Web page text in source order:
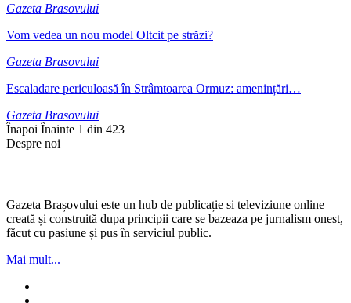
Gazeta Brasovului
Vom vedea un nou model Oltcit pe străzi?
Gazeta Brasovului
Escaladare periculoasă în Strâmtoarea Ormuz: amenințări…
Gazeta Brasovului
Înapoi Înainte 1 din 423
Despre noi
Gazeta Brașovului este un hub de publicație si televiziune online
creată și construită dupa principii care se bazeaza pe jurnalism onest,
făcut cu pasiune și pus în serviciul public.
Mai mult...